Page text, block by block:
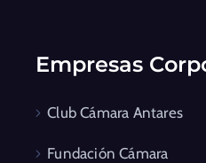
Empresas
Club Cámara Antares
Fundación Cámara